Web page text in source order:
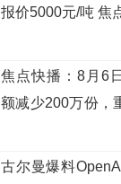
报价5000元/吨 焦
焦点快播：8月6
额减少200万份，
古尔曼爆料